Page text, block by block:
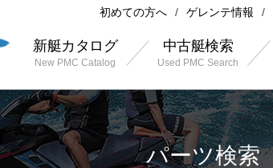
初めての方へ ゲレンテ情報
新艇カタログ
New PMC Catalog
中古艇検索
Used PMC Search
パーツ検索